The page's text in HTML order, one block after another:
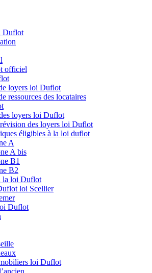
Duflot
officiel
loyers loi Duflot
ressources des locataires
loyers loi Duflot
des loyers loi Duflot
éligibles à la loi duflot
A
A bis
B1
B2
la loi Duflot
loi Scellier
Duflot
loi Duflot